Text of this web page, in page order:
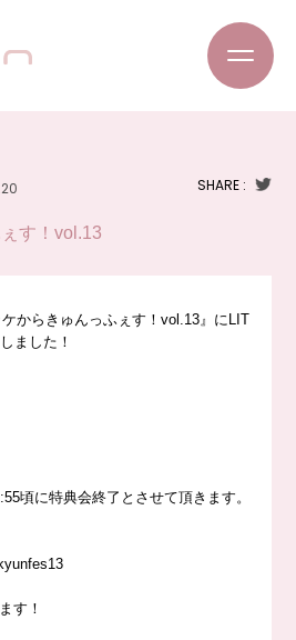
SHARE :
す！vol.13
からきゅんっふぇす！vol.13』にLIT
ました！
頃に特典会終了とさせて頂きます。
す！